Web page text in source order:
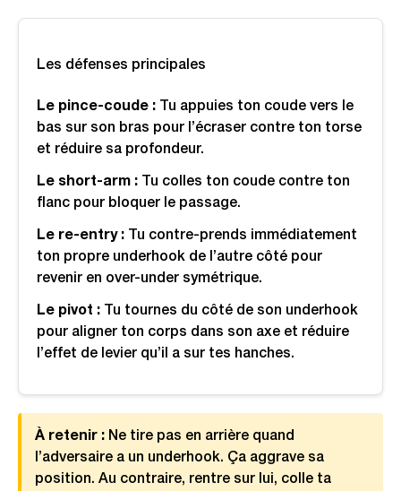
Les défenses principales
Le pince-coude : Tu appuies ton coude vers le
bas sur son bras pour l’écraser contre ton torse
et réduire sa profondeur.
Le short-arm : Tu colles ton coude contre ton
flanc pour bloquer le passage.
Le re-entry : Tu contre-prends immédiatement
ton propre underhook de l’autre côté pour
revenir en over-under symétrique.
Le pivot : Tu tournes du côté de son underhook
pour aligner ton corps dans son axe et réduire
l’effet de levier qu’il a sur tes hanches.
À retenir : Ne tire pas en arrière quand
l’adversaire a un underhook. Ça aggrave sa
position. Au contraire, rentre sur lui, colle ta